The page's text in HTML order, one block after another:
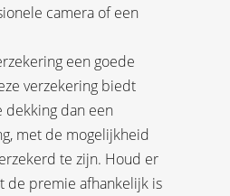
camera of een
een goede
verzekering biedt
dekking dan een
met de mogelijkheid
te zijn. Houd er
de premie afhankelijk is